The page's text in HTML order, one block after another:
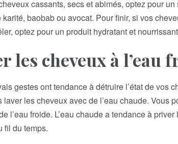
cassants, secs et abimés, optez pour
karité, baobab ou avocat. Pour finir, si vos
optez pour un produit hydratant et
les cheveux à l’eau
gestes ont tendance à détruire l’état de vos
laver les cheveux avec de l’eau chaude. Vous
l’eau froide. L’eau chaude a tendance à
fil du temps.